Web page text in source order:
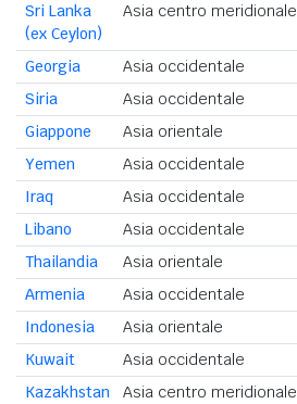
Sri Lanka
(ex Ceylon)
Asia centro meridionale
Georgia Asia occidentale
Siria
Asia occidentale
Giappone
Asia orientale
Yemen
Asia occidentale
Iraq
Asia occidentale
Libano
Asia occidentale
Thailandia
Asia orientale
Armenia
Asia occidentale
Indonesia
Asia orientale
Kuwait
Asia occidentale
Kazakhstan
Asia centro meridionale